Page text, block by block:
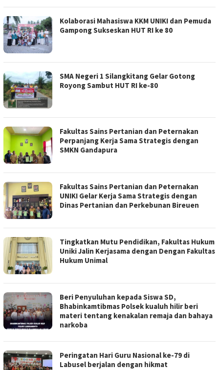
Kolaborasi Mahasiswa KKM UNIKI dan Pemuda
Gampong Sukseskan HUT RI ke 80
SMA Negeri 1 Silangkitang Gelar Gotong
Royong Sambut HUT RI ke-80
Fakultas Sains Pertanian dan Peternakan
Perpanjang Kerja Sama Strategis dengan
SMKN Gandapura
Fakultas Sains Pertanian dan Peternakan
UNIKI Gelar Kerja Sama Strategis dengan
Dinas Pertanian dan Perkebunan Bireuen
Tingkatkan Mutu Pendidikan, Fakultas Hukum
Uniki Jalin Kerjasama dengan Dengan Fakultas
Hukum Unimal
Beri Penyuluhan kepada Siswa SD,
Bhabinkamtibmas Polsek kualuh hilir beri
materi tentang kenakalan remaja dan bahaya
narkoba
Peringatan Hari Guru Nasional ke-79 di
Labusel berjalan dengan hikmat